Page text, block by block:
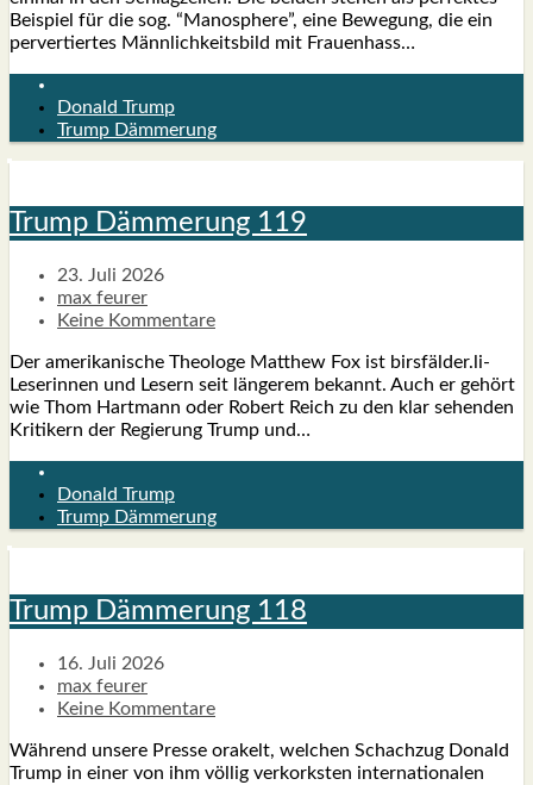
Bei­spiel für die sog. “Manos­phe­re”, eine Bewe­gung, die ein
per­ver­tier­tes Männ­lich­keits­bild mit Frau­en­hass…
Donald Trump
Trump Dämmerung
Trump Däm­me­rung 119
23. Juli 2026
max feurer
Keine Kommentare
Der ame­ri­ka­ni­sche Theo­lo­ge Matthew Fox ist birsfälder.li-
Leserinnen und Lesern seit län­ge­rem bekannt. Auch er gehört
wie Thom Hart­mann oder Robert Reich zu den klar sehen­den
Kri­ti­kern der Regie­rung Trump und…
Donald Trump
Trump Dämmerung
Trump Däm­me­rung 118
16. Juli 2026
max feurer
Keine Kommentare
Wäh­rend unse­re Pres­se ora­kelt, wel­chen Schach­zug Donald
Trump in einer von ihm völ­lig ver­korks­ten inter­na­tio­na­len